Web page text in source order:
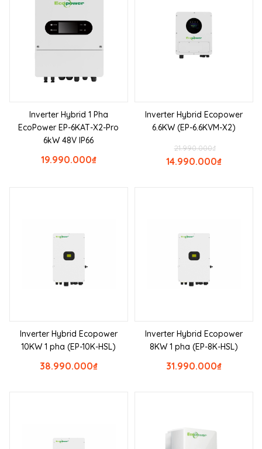
Inverter Hybrid 1 Pha
EcoPower EP-6KAT-X2-Pro
6kW 48V IP66
₫
19.990.000
Inverter Hybrid Ecopower
6.6KW (EP-6.6KVM-X2)
₫
21.990.000
₫
14.990.000
Inverter Hybrid Ecopower
10KW 1 pha (EP-10K-HSL)
₫
38.990.000
Inverter Hybrid Ecopower
8KW 1 pha (EP-8K-HSL)
₫
31.990.000